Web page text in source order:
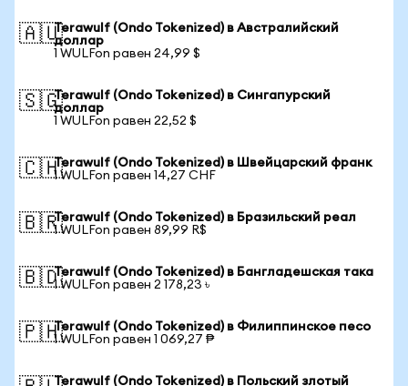
🇦🇺Terawulf (Ondo Tokenized) в Австралийский
доллар
1 WULFon равен 24,99 $
🇸🇬Terawulf (Ondo Tokenized) в Сингапурский
доллар
1 WULFon равен 22,52 $
🇨🇭Terawulf (Ondo Tokenized) в Швейцарский франк
1 WULFon равен 14,27 CHF
🇧🇷Terawulf (Ondo Tokenized) в Бразильский реал
1 WULFon равен 89,99 R$
🇧🇩Terawulf (Ondo Tokenized) в Бангладешская така
1 WULFon равен 2 178,23 ৳
🇵🇭Terawulf (Ondo Tokenized) в Филиппинское песо
1 WULFon равен 1 069,27 ₱
Terawulf (Ondo Tokenized) в Польский злотый